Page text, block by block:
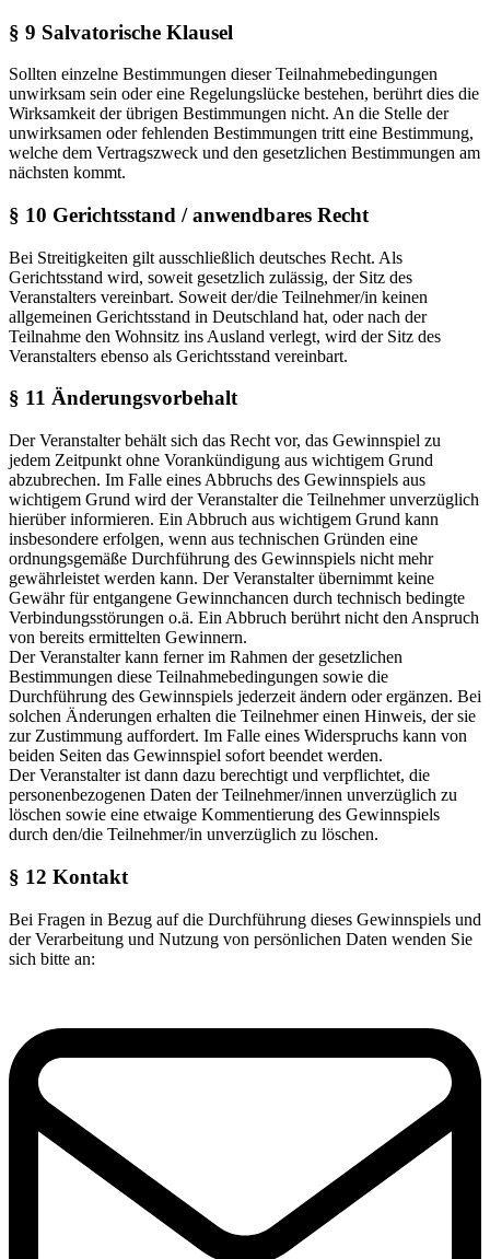
§ 9 Salvatorische Klausel
Sollten einzelne Bestimmungen dieser Teilnahmebedingungen
unwirksam sein oder eine Regelungslücke bestehen, berührt dies die
Wirksamkeit der übrigen Bestimmungen nicht. An die Stelle der
unwirksamen oder fehlenden Bestimmungen tritt eine Bestimmung,
welche dem Vertragszweck und den gesetzlichen Bestimmungen am
nächsten kommt.
§ 10 Gerichtsstand / anwendbares Recht
Bei Streitigkeiten gilt ausschließlich deutsches Recht. Als
Gerichtsstand wird, soweit gesetzlich zulässig, der Sitz des
Veranstalters vereinbart. Soweit der/die Teilnehmer/in keinen
allgemeinen Gerichtsstand in Deutschland hat, oder nach der
Teilnahme den Wohnsitz ins Ausland verlegt, wird der Sitz des
Veranstalters ebenso als Gerichtsstand vereinbart.
§ 11 Änderungsvorbehalt
Der Veranstalter behält sich das Recht vor, das Gewinnspiel zu
jedem Zeitpunkt ohne Vorankündigung aus wichtigem Grund
abzubrechen. Im Falle eines Abbruchs des Gewinnspiels aus
wichtigem Grund wird der Veranstalter die Teilnehmer unverzüglich
hierüber informieren. Ein Abbruch aus wichtigem Grund kann
insbesondere erfolgen, wenn aus technischen Gründen eine
ordnungsgemäße Durchführung des Gewinnspiels nicht mehr
gewährleistet werden kann. Der Veranstalter übernimmt keine
Gewähr für entgangene Gewinnchancen durch technisch bedingte
Verbindungsstörungen o.ä. Ein Abbruch berührt nicht den Anspruch
von bereits ermittelten Gewinnern.
Der Veranstalter kann ferner im Rahmen der gesetzlichen
Bestimmungen diese Teilnahmebedingungen sowie die
Durchführung des Gewinnspiels jederzeit ändern oder ergänzen. Bei
solchen Änderungen erhalten die Teilnehmer einen Hinweis, der sie
zur Zustimmung auffordert. Im Falle eines Widerspruchs kann von
beiden Seiten das Gewinnspiel sofort beendet werden.
Der Veranstalter ist dann dazu berechtigt und verpflichtet, die
personenbezogenen Daten der Teilnehmer/innen unverzüglich zu
löschen sowie eine etwaige Kommentierung des Gewinnspiels
durch den/die Teilnehmer/in unverzüglich zu löschen.
§ 12 Kontakt
Bei Fragen in Bezug auf die Durchführung dieses Gewinnspiels und
der Verarbeitung und Nutzung von persönlichen Daten wenden Sie
sich bitte an: